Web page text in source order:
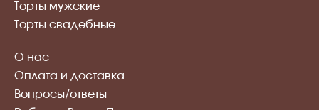
Торты мужские
Торты свадебные
О нас
Оплата и доставка
Вопросы/ответы